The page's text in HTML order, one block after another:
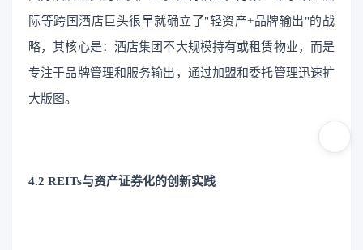
际等跨国酒店巨头很早就确立了"轻资产+品牌输出"的战
略，其核心是：酒店集团不大规模持有或租赁物业，而是
专注于品牌管理和服务输出，通过加盟和委托管理迅速扩
大版图。
4.2 REITs与资产证券化的创新实践